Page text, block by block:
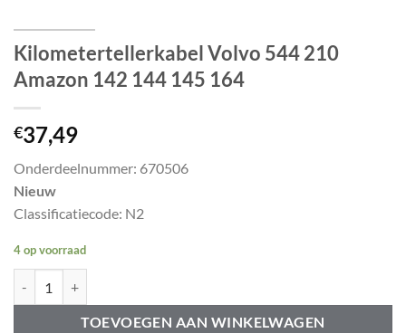
Kilometertellerkabel Volvo 544 210
Amazon 142 144 145 164
€37,49
Onderdeelnummer: 670506
Nieuw
Classificatiecode: N2
4 op voorraad
TOEVOEGEN AAN WINKELWAGEN